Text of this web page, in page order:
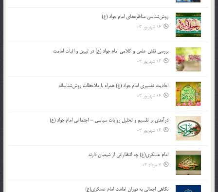
روش‌شناسی مناظره‌های امام جواد (ع)
16 شهریور 03
بررسی نقش علمی و کلامی امام جواد (ع) در تبیین و اثبات امامت
16 شهریور 03
احادیث تفسیری امام جواد (ع) همراه با ملاحظات روش‌شناسانه
16 شهریور 03
درآمدی بر تقسیم و تحلیل روایات سیاسی – اجتماعی امام جواد (ع)
16 شهریور 03
امام عسکری(ع) چه انتظاراتی از شیعیان دارند
7 مرداد 03
نگاهی اجمالی به دوران امامت امام عسکری(ع)